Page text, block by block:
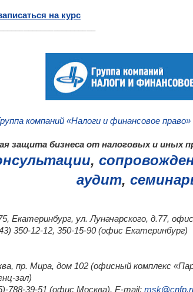
на курс
компаний «Налоги и финансовое
защита бизнеса от налоговых и иных
,
аудит,
Екатеринбург, ул. Луначарского, д.77,
350-12-12, 350-15-90 (офис Екатеринбург)
пр. Мира, дом 102 (офисный комплекс
зал)
788-39-51 (офис Москва). E-mail: